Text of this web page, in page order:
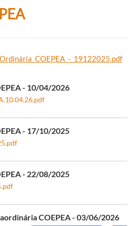
_19122025.pdf
- 10/04/2026
- 17/10/2025
- 22/08/2025
COEPEA - 03/06/2026